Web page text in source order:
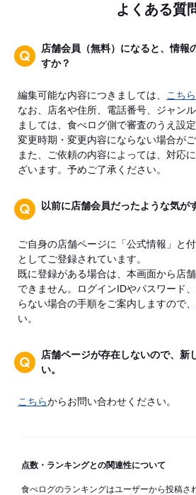
よくある質
店舗会員（無料）になると、情報
すか？
編集可能な内容につきましては、 こちら
なお、店名や住所、電話番号、ジャン
ましては、食べログ側で審査のうえ設
変更時期・変更内容にならない場合がご
また、ご依頼の内容によっては、対応
ざいます。予めご了承ください。
以前に店舗会員だったような気が
ご自身の店舗ページに「公式情報」と
としてご登録されています。
既に登録がある場合は、本画面から店
できません。ログインIDやパスワード
らない場合の手順をご案内しますので、
い。
店舗ページが存在しないので、新
い。
こちらからお問い合わせください。
点数・ランキングとの関連性について
食べログのランキングはユーザーから投稿さ